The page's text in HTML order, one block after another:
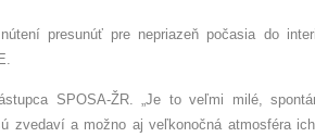
presunúť pre nepriazeň počasia do
SPOSA-ŽR. „Je to veľmi milé,
zvedaví a možno aj veľkonočná atmosféra